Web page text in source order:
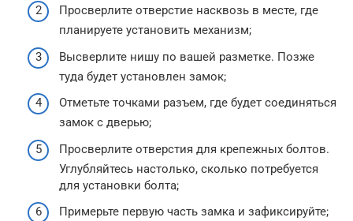
Просверлите отверстие насквозь в месте, где
планируете установить механизм;
Высверлите нишу по вашей разметке. Позже
туда будет установлен замок;
Отметьте точками разъем, где будет соединяться
замок с дверью;
Просверлите отверстия для крепежных болтов.
Углубляйтесь настолько, сколько потребуется
для установки болта;
Примерьте первую часть замка и зафиксируйте;